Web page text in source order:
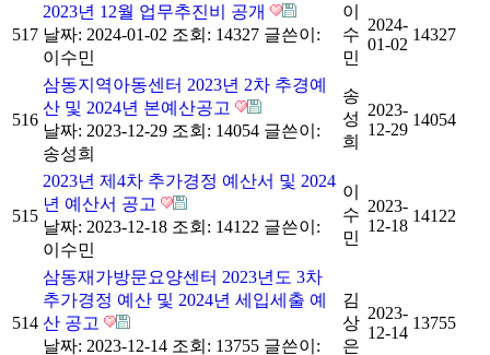
517
2023년 12월 업무추진비 공개
날짜: 2024-01-02 조회: 14327 글쓴이:
이수민
이
수
민
2024-
01-02
14327
516
삼동지역아동센터 2023년 2차 추경예
산 및 2024년 본예산공고
날짜: 2023-12-29 조회: 14054 글쓴이:
송성희
송
성
희
2023-
12-29
14054
515
2023년 제4차 추가경정 예산서 및 2024
년 예산서 공고
날짜: 2023-12-18 조회: 14122 글쓴이:
이수민
이
수
민
2023-
12-18
14122
514
삼동재가방문요양센터 2023년도 3차
추가경정 예산 및 2024년 세입세출 예
산 공고
날짜: 2023-12-14 조회: 13755 글쓴이:
김
상
은
2023-
12-14
13755